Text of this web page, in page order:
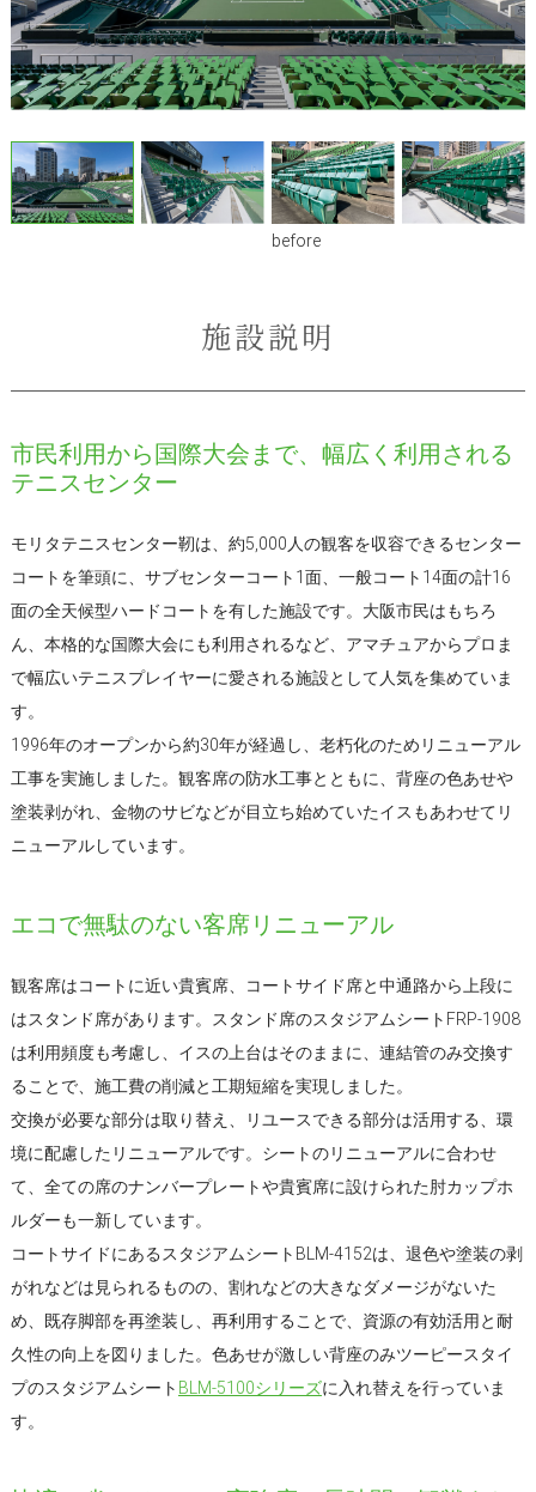
before
施設説明
市民利用から国際大会まで、幅広く利用される
テニスセンター
モリタテニスセンター靭は、約5,000人の観客を収容できるセンター
コートを筆頭に、サブセンターコート1面、一般コート14面の計16
面の全天候型ハードコートを有した施設です。大阪市民はもちろ
ん、本格的な国際大会にも利用されるなど、アマチュアからプロま
で幅広いテニスプレイヤーに愛される施設として人気を集めていま
す。
1996年のオープンから約30年が経過し、老朽化のためリニューアル
工事を実施しました。観客席の防水工事とともに、背座の色あせや
塗装剥がれ、金物のサビなどが目立ち始めていたイスもあわせてリ
ニューアルしています。
エコで無駄のない客席リニューアル
観客席はコートに近い貴賓席、コートサイド席と中通路から上段に
はスタンド席があります。スタンド席のスタジアムシートFRP-1908
は利用頻度も考慮し、イスの上台はそのままに、連結管のみ交換す
ることで、施工費の削減と工期短縮を実現しました。
交換が必要な部分は取り替え、リユースできる部分は活用する、環
境に配慮したリニューアルです。シートのリニューアルに合わせ
て、全ての席のナンバープレートや貴賓席に設けられた肘カップホ
ルダーも一新しています。
コートサイドにあるスタジアムシートBLM-4152は、退色や塗装の剥
がれなどは見られるものの、割れなどの大きなダメージがないた
め、既存脚部を再塗装し、再利用することで、資源の有効活用と耐
久性の向上を図りました。色あせが激しい背座のみツーピースタイ
プのスタジアムシート BLM-5100シリーズに入れ替えを行っていま
す。